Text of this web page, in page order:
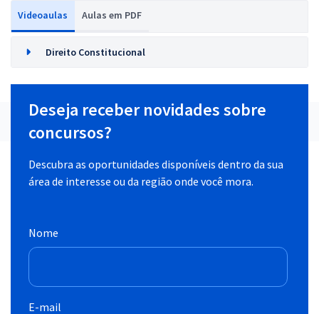
Videoaulas Aulas em PDF
Direito Constitucional
Deseja receber novidades sobre
concursos?
Descubra as oportunidades disponíveis dentro da sua
área de interesse ou da região onde você mora.
Nome
E-mail